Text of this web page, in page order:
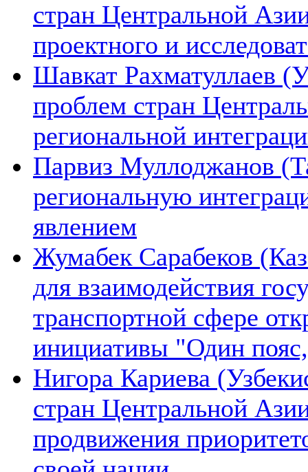
стран Центральной
проектного и
Шавкат Рахматуллаев
проблем стран
региональной
Парвиз Муллоджанов
региональную
явлением
Жумабек Сарабеков
для взаимодействия
транспортной сфере
инициативы "Один
Нигора Кариева
стран Центральной
продвижения